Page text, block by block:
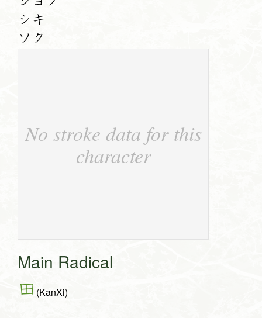
シキ
ソク
No stroke data for this
character
Main Radical
田 (KanXi)